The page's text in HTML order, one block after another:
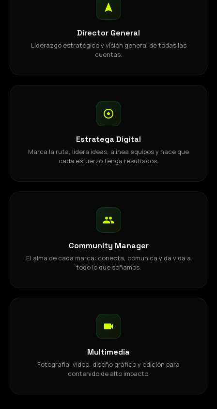
Director General
Liderazgo estratégico y visión general de todas las
cuentas.
Estratega Digital
Marca la ruta, lidera ideas, alinea equipos y hace que
cada esfuerzo tenga resultados.
Community Manager
El alma de cada marca: conecta, comunica y da vida a
todo lo que soñamos.
Multimedia
Fotografía, video, diseño gráfico y edición para
contenido de alto impacto.